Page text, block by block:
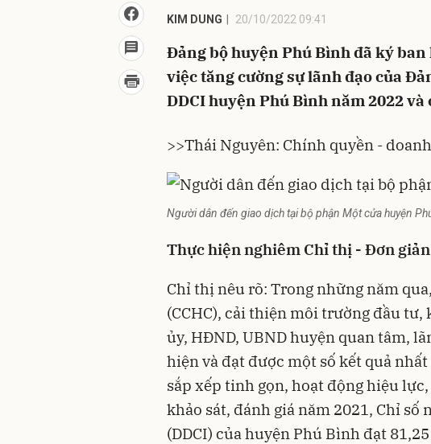
KIM DUNG 20/10/2022 09:41
Đảng bộ huyện Phú Bình đã ký
việc tăng cường sự lãnh đạo của
DDCI huyện Phú Bình năm 2022
>>Thái Nguyên: Chính quyền -
Người dân đến giao dịch tại bộ phận Một cửa huyện
Thực hiện nghiêm Chỉ thị - Đơn
Chỉ thị nêu rõ: Trong những năm
(CCHC), cải thiện môi trường đầu
ủy, HĐND, UBND huyện quan tâm,
hiện và đạt được một số kết quả
sắp xếp tinh gọn, hoạt động hiệu
khảo sát, đánh giá năm 2021, Chỉ số
(DDCI) của huyện Phú Bình đạt